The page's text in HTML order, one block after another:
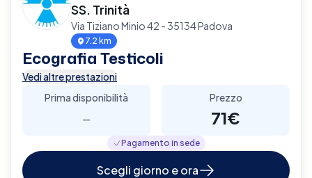
SS. Trinità
Via Tiziano Minio 42 - 35134 Padova
7.2 km
Ecografia Testicoli
Vedi altre prestazioni
Prima disponibilità
-
Prezzo
71€
Pagamento in sede
Scegli giorno e ora